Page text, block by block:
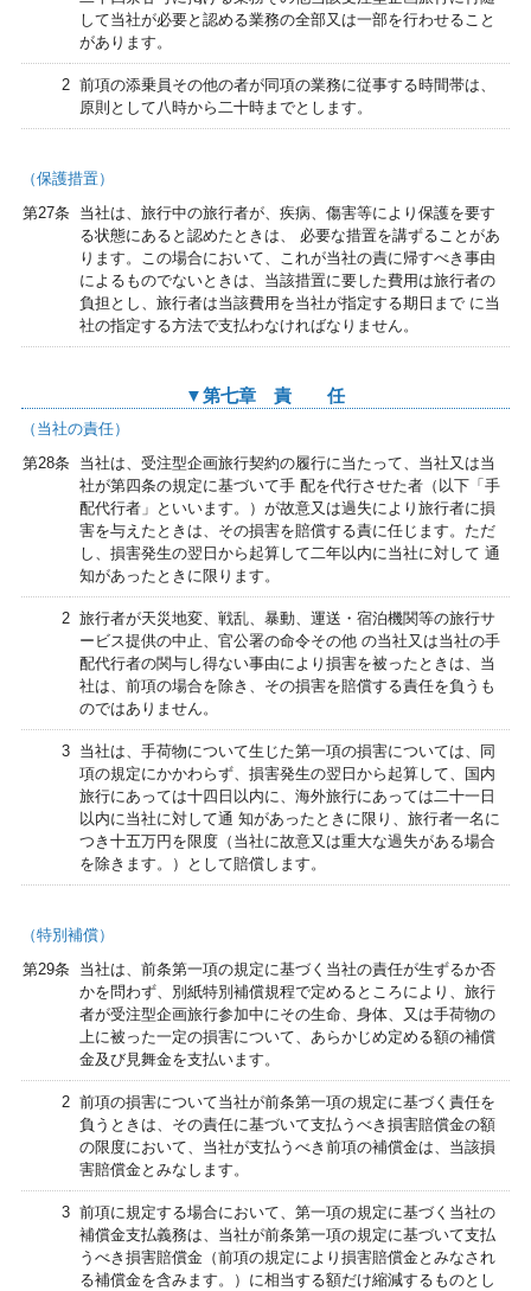
して当社が必要と認める業務の全部又は一部を行わせること
があります。
2 前項の添乗員その他の者が同項の業務に従事する時間帯は、
原則として八時から二十時までとします。
（保護措置）
第27条
当社は、旅行中の旅行者が、疾病、傷害等により保護を要す
る状態にあると認めたときは、 必要な措置を講ずることがあ
ります。この場合において、これが当社の責に帰すべき事由
によるものでないときは、当該措置に要した費用は旅行者の
負担とし、旅行者は当該費用を当社が指定する期日まで に当
社の指定する方法で支払わなければなりません。
▼第七章 責 任
（当社の責任）
第28条
当社は、受注型企画旅行契約の履行に当たって、当社又は当
社が第四条の規定に基づいて手 配を代行させた者（以下「手
配代行者」といいます。）が故意又は過失により旅行者に損
害を与えたときは、その損害を賠償する責に任じます。ただ
し、損害発生の翌日から起算して二年以内に当社に対して 通
知があったときに限ります。
2 旅行者が天災地変、戦乱、暴動、運送・宿泊機関等の旅行サ
ービス提供の中止、官公署の命令その他 の当社又は当社の手
配代行者の関与し得ない事由により損害を被ったときは、当
社は、前項の場合を除き、その損害を賠償する責任を負うも
のではありません。
3
当社は、手荷物について生じた第一項の損害については、同
項の規定にかかわらず、損害発生の翌日から起算して、国内
旅行にあっては十四日以内に、海外旅行にあっては二十一日
以内に当社に対して通 知があったときに限り、旅行者一名に
つき十五万円を限度（当社に故意又は重大な過失がある場合
を除きます。）として賠償します。
（特別補償）
第29条
当社は、前条第一項の規定に基づく当社の責任が生ずるか否
かを問わず、別紙特別補償規程で定めるところにより、旅行
者が受注型企画旅行参加中にその生命、身体、又は手荷物の
上に被った一定の損害について、あらかじめ定める額の補償
金及び見舞金を支払います。
2 前項の損害について当社が前条第一項の規定に基づく責任を
負うときは、その責任に基づいて支払うべき損害賠償金の額
の限度において、当社が支払うべき前項の補償金は、当該損
害賠償金とみなします。
3 前項に規定する場合において、第一項の規定に基づく当社の
補償金支払義務は、当社が前条第一項の規定に基づいて支払
うべき損害賠償金（前項の規定により損害賠償金とみなされ
る補償金を含みます。）に相当する額だけ縮減するものとし